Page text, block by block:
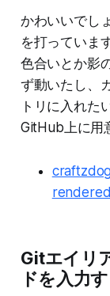
かわいいでし
を打っていま
色合いとか影
ず動いたし、
トリに入れた
GitHub上に用
Gitエイリ
ドを入力